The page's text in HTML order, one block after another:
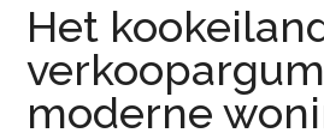
Het
moderne